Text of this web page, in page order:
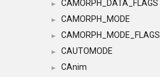
► CAMORPH_DATA_FLAGS
► CAMORPH_MODE
► CAMORPH_MODE_FLAGS
► CAUTOMODE
► CAnim